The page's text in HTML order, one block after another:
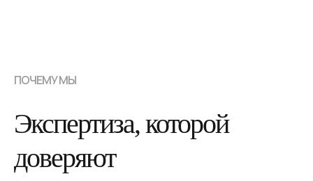
ПОЧЕМУ МЫ
Экспертиза, которой
доверяют